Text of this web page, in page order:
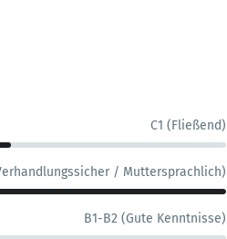
C1 (Fließend)
/ Muttersprachlich)
B1-B2 (Gute Kenntnisse)